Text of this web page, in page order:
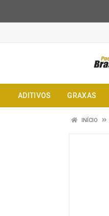
ADITIVOS GRAXAS
INÍCIO